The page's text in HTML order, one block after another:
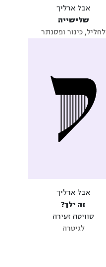
אבל ארליך
שלישייה
לחליל, כינור ופסנתר
אבל ארליך
זה ילך?
סוויטה זעירה
לגיטרה